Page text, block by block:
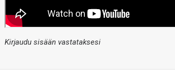
Kirjaudu sisään vastataksesi